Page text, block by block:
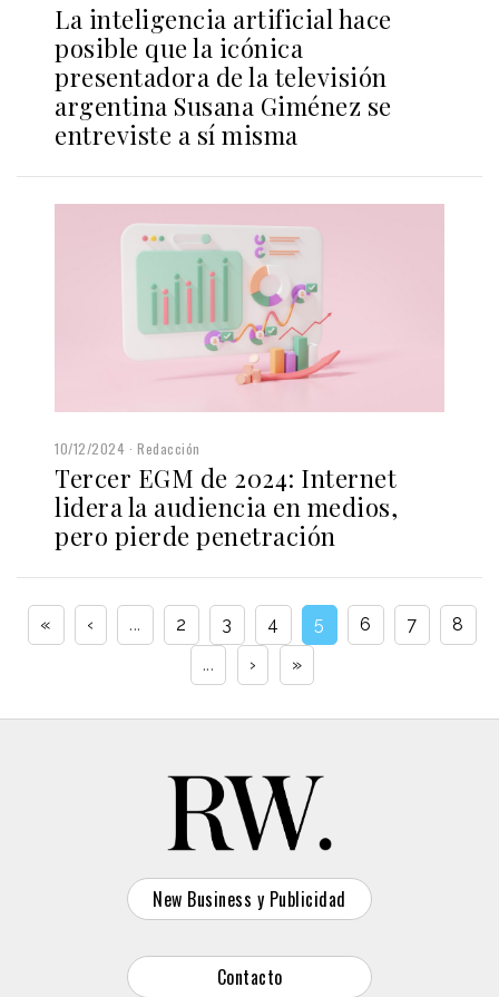
La inteligencia artificial hace
posible que la icónica
presentadora de la televisión
argentina Susana Giménez se
entreviste a sí misma
10/12/2024 Redacción
Tercer EGM de 2024: Internet
lidera la audiencia en medios,
pero pierde penetración
« ‹ ... 2 3 4 5 6 7
8
...
› »
New Business y Publicidad
Contacto